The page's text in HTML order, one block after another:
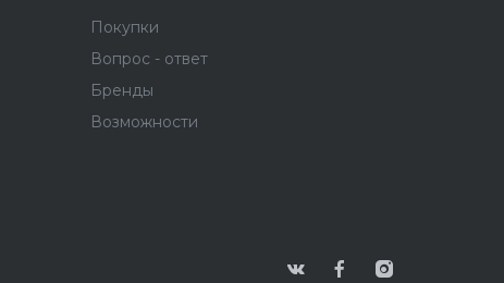
Покупки
Вопрос - ответ
Бренды
Возможности